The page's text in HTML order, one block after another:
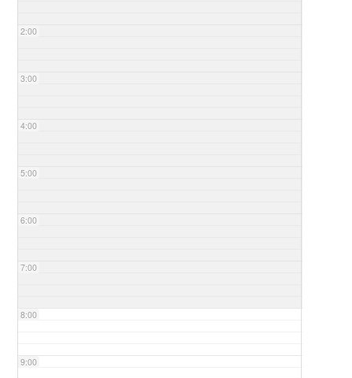
2:00
3:00
4:00
5:00
6:00
7:00
8:00
9:00